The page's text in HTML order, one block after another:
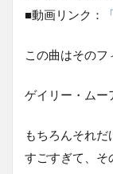
■動画リンク：
この曲はそのフ
ゲイリー・ムー
もちろんそれ
すごすぎて、そ